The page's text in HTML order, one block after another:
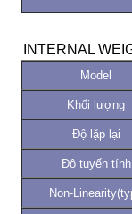
INTERNAL
Model
Khối lượng
Độ lặp lại
Độ tuyến tính
Non-